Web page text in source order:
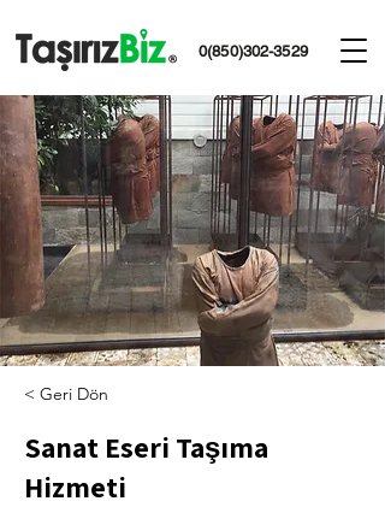
0(850)302-3529
< Geri Dön
Sanat Eseri Taşıma
Hizmeti